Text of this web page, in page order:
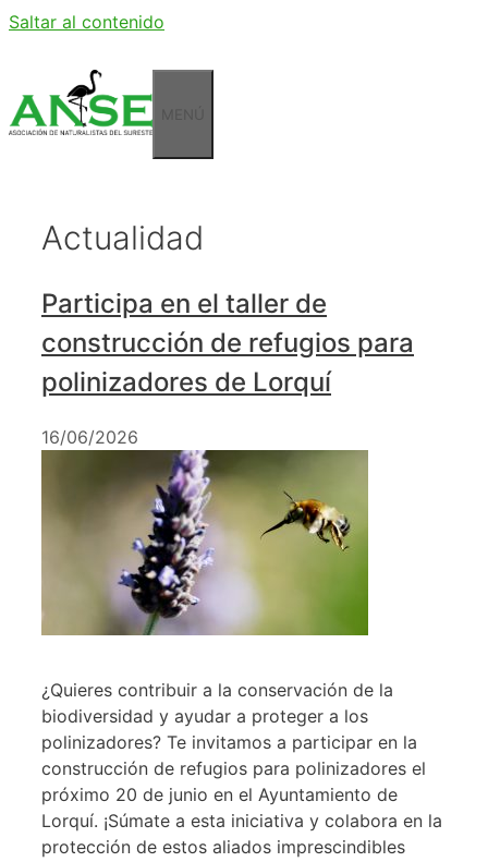
Saltar al contenido
Actualidad
Participa en el taller de
construcción de refugios para
polinizadores de Lorquí
16/06/2026
¿Quieres contribuir a la conservación de la
biodiversidad y ayudar a proteger a los
polinizadores? Te invitamos a participar en la
construcción de refugios para polinizadores el
próximo 20 de junio en el Ayuntamiento de
Lorquí. ¡Súmate a esta iniciativa y colabora en la
protección de estos aliados imprescindibles